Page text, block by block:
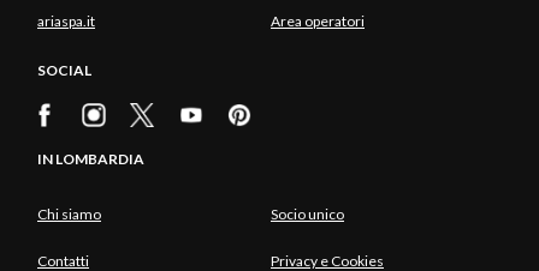
ariaspa.it Area operatori
SOCIAL
IN LOMBARDIA
Chi siamo Socio unico
Contatti Privacy e Cookies